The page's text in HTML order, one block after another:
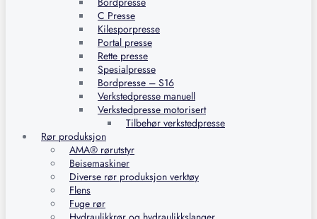
C Presse
Kilesporpresse
Portal presse
Rette presse
Spesialpresse
Bordpresse – S16
Verkstedpresse manuell
Verkstedpresse motorisert
Tilbehør verkstedpresse
Rør produksjon
AMA® rørutstyr
Beisemaskiner
Diverse rør produksjon verktøy
Flens
Fuge rør